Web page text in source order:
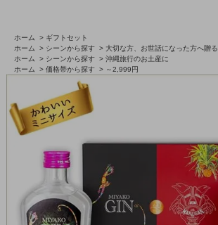
ホーム > ギフトセット
ホーム
> シーンから探す > 大切な方、お世話になった方へ贈る
ホーム
> シーンから探す > 沖縄旅行のお土産に
ホーム
> 価格帯から探す > ～2,999円